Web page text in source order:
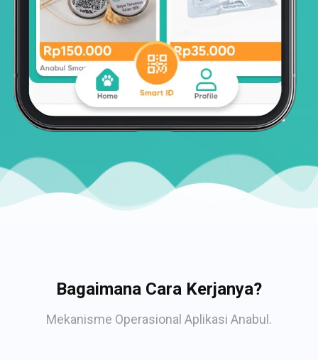
Bagaimana Cara Kerjanya?
Mekanisme Operasional Aplikasi Anabul.